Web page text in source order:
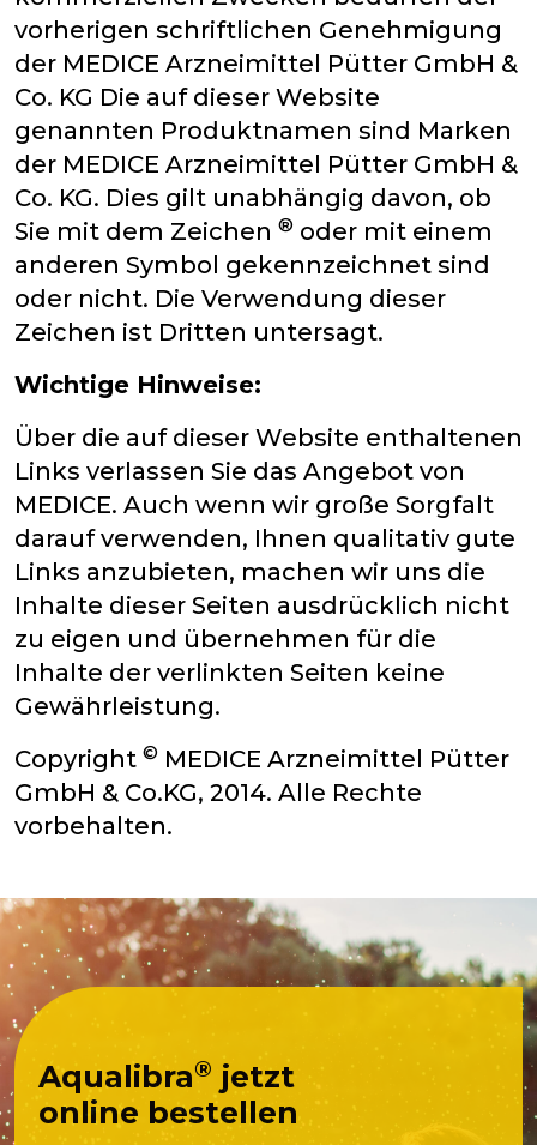
vorherigen schriftlichen Genehmigung
der MEDICE Arzneimittel Pütter GmbH &
Co. KG Die auf dieser Website
genannten Produktnamen sind Marken
der MEDICE Arzneimittel Pütter GmbH &
Co. KG. Dies gilt unabhängig davon, ob
Sie mit dem Zeichen ® oder mit einem
anderen Symbol gekennzeichnet sind
oder nicht. Die Verwendung dieser
Zeichen ist Dritten untersagt.
Wichtige Hinweise:
Über die auf dieser Website enthaltenen
Links verlassen Sie das Angebot von
MEDICE. Auch wenn wir große Sorgfalt
darauf verwenden, Ihnen qualitativ gute
Links anzubieten, machen wir uns die
Inhalte dieser Seiten ausdrücklich nicht
zu eigen und übernehmen für die
Inhalte der verlinkten Seiten keine
Gewährleistung.
Copyright © MEDICE Arzneimittel Pütter
GmbH & Co.KG, 2014. Alle Rechte
vorbehalten.
Aqualibra® jetzt
online bestellen